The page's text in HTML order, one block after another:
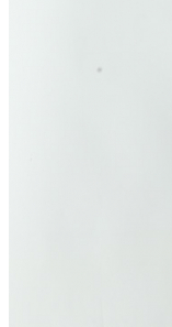
Постельное
Короба
Куклы,